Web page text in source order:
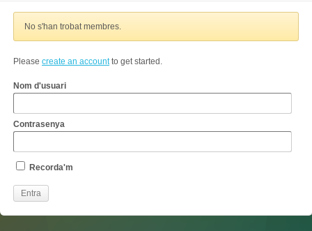
No s'han trobat membres.
Please create an accountto get started.
Nom d'usuari
Contrasenya
Recorda'm